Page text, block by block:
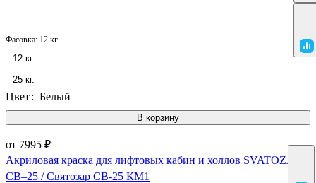
В корзину
Фасовка: 12 кг.
12 кг.
25 кг.
Цвет: Белый
от 7995 ₽
Акриловая краска для лифтовых кабин и холлов SVATOZAR
СВ–25 / Святозар СВ-25 КМ1